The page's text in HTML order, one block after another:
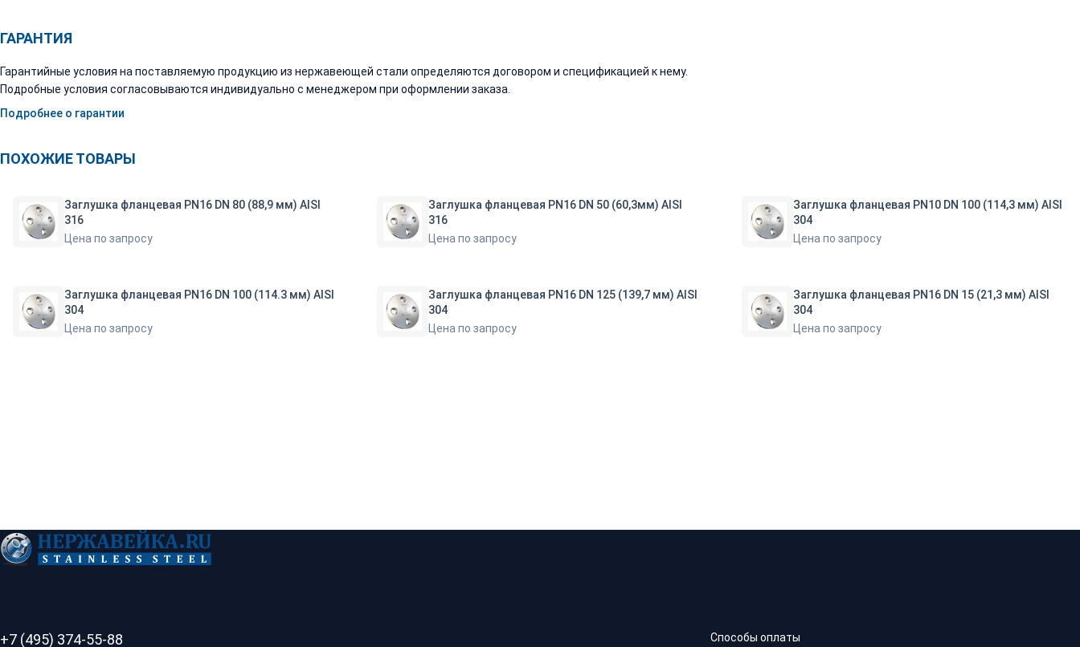
ГАРАНТИЯ
Гарантийные условия на поставляемую продукцию из нержавеющей стали определяются договором и спецификацией к нему.
Подробные условия согласовываются индивидуально с менеджером при оформлении заказа.
Подробнее о гарантии
ПОХОЖИЕ ТОВАРЫ
Заглушка фланцевая PN16 DN 80 (88,9 мм) AISI
316
Цена по запросу
Заглушка фланцевая PN16 DN 50 (60,3мм) AISI
316
Цена по запросу
Заглушка фланцевая PN10 DN 100 (114,3 мм) AISI
304
Цена по запросу
Заглушка фланцевая PN16 DN 100 (114.3 мм) AISI
304
Цена по запросу
Заглушка фланцевая PN16 DN 125 (139,7 мм) AISI
304
Цена по запросу
Заглушка фланцевая PN16 DN 15 (21,3 мм) AISI
304
Цена по запросу
+7 (495) 374-55-88 Способы оплаты